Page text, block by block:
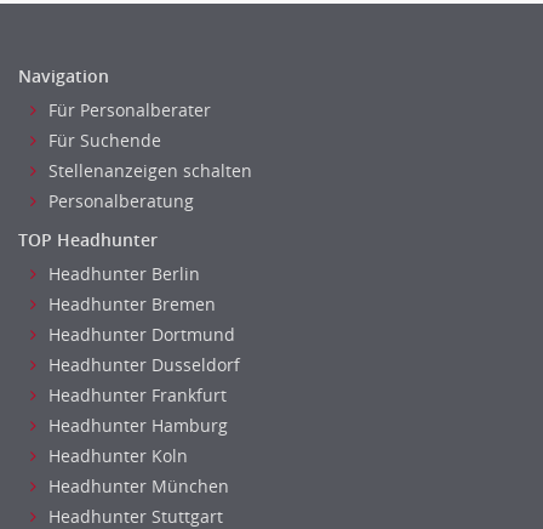
Navigation
Für Personalberater
Für Suchende
Stellenanzeigen schalten
Personalberatung
TOP Headhunter
Headhunter Berlin
Headhunter Bremen
Headhunter Dortmund
Headhunter Dusseldorf
Headhunter Frankfurt
Headhunter Hamburg
Headhunter Koln
Headhunter München
Headhunter Stuttgart